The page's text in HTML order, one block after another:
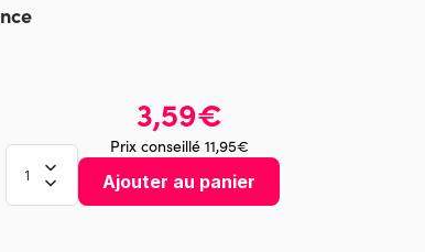
3,59€
Prix conseillé 11,95€
Ajouter au panier